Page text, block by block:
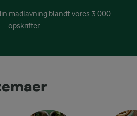
madlavning blandt vores 3.000
opskrifter.